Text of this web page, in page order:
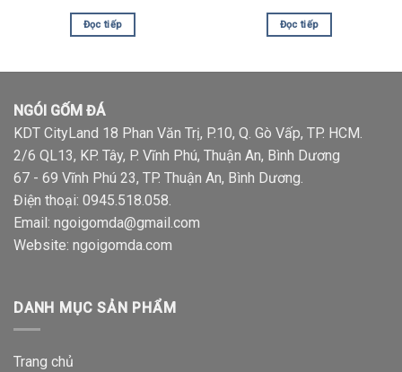
Đọc tiếp Đọc tiếp
NGÓI GỐM ĐÁ
KDT CityLand 18 Phan Văn Trị, P.10, Q. Gò Vấp, TP. HCM.
2/6 QL13, KP. Tây, P. Vĩnh Phú, Thuận An, Bình Dương
67 - 69 Vĩnh Phú 23, TP. Thuận An, Bình Dương.
Điện thoại: 0945.518.058
Email: ngoigomda@gmail.com
Website: ngoigomda.com
DANH MỤC SẢN PHẨM
Trang chủ